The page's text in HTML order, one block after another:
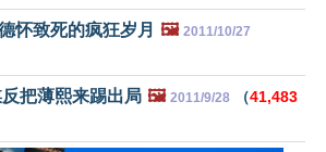
怀致死的疯狂岁月 🖼️ 2011/10/27
把薄熙来踢出局 🖼️ 2011/9/28 （41,483